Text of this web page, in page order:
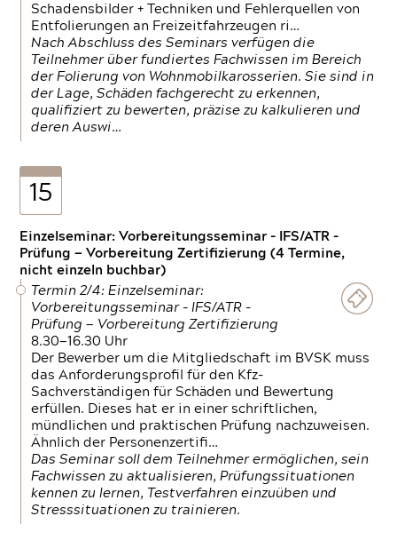
Schadensbilder + Techniken und Fehlerquellen von
Entfolierungen an Freizeitfahrzeugen ri…
Nach Abschluss des Seminars verfügen die
Teilnehmer über fundiertes Fachwissen im Bereich
der Folierung von Wohnmobilkarosserien. Sie sind in
der Lage, Schäden fachgerecht zu erkennen,
qualifiziert zu bewerten, präzise zu kalkulieren und
deren Auswi…
15
Einzelseminar: Vorbereitungsseminar - IFS/ATR -
Prüfung — Vorbereitung Zertifizierung (4 Termine,
nicht einzeln buchbar)
Termin 2/4: Einzelseminar:
Vorbereitungsseminar - IFS/ATR -
Prüfung — Vorbereitung Zertifizierung
8.30—16.30 Uhr
Der Bewerber um die Mitgliedschaft im BVSK muss
das Anforderungsprofil für den Kfz-
Sachverständigen für Schäden und Bewertung
erfüllen. Dieses hat er in einer schriftlichen,
mündlichen und praktischen Prüfung nachzuweisen.
Ähnlich der Personenzertifi…
Das Seminar soll dem Teilnehmer ermöglichen, sein
Fachwissen zu aktualisieren, Prüfungssituationen
kennen zu lernen, Testverfahren einzuüben und
Stresssituationen zu trainieren.